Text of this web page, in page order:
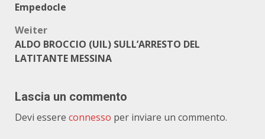
Empedocle
Weiter
ALDO BROCCIO (UIL) SULL’ARRESTO DEL
LATITANTE MESSINA
Lascia un commento
Devi essere connesso per inviare un commento.